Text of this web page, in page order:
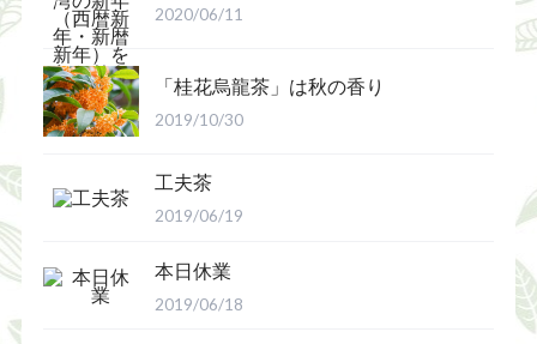
2020/06/11
「桂花烏龍茶」は秋の香り
2019/10/30
工夫茶
2019/06/19
本日休業
2019/06/18